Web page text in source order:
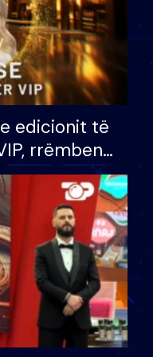
edicionit të
rrëmben
mijë eurosh